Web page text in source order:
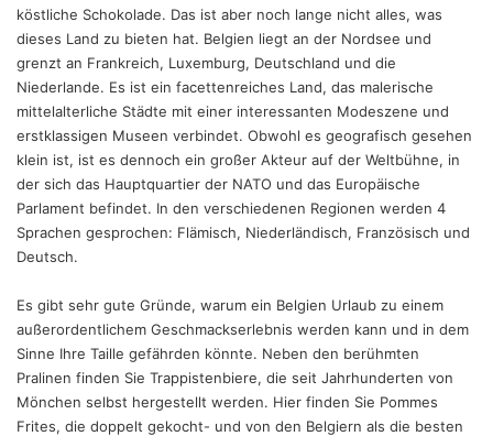
köstliche Schokolade. Das ist aber noch lange nicht alles, was
dieses Land zu bieten hat. Belgien liegt an der Nordsee und
grenzt an Frankreich, Luxemburg, Deutschland und die
Niederlande. Es ist ein facettenreiches Land, das malerische
mittelalterliche Städte mit einer interessanten Modeszene und
erstklassigen Museen verbindet. Obwohl es geografisch gesehen
klein ist, ist es dennoch ein großer Akteur auf der Weltbühne, in
der sich das Hauptquartier der NATO und das Europäische
Parlament befindet. In den verschiedenen Regionen werden 4
Sprachen gesprochen: Flämisch, Niederländisch, Französisch und
Deutsch.
Es gibt sehr gute Gründe, warum ein Belgien Urlaub zu einem
außerordentlichem Geschmackserlebnis werden kann und in dem
Sinne Ihre Taille gefährden könnte. Neben den berühmten
Pralinen finden Sie Trappistenbiere, die seit Jahrhunderten von
Mönchen selbst hergestellt werden. Hier finden Sie Pommes
Frites, die doppelt gekocht- und von den Belgiern als die besten